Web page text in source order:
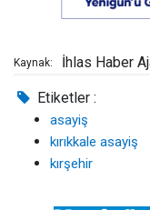
Kaynak: İhlas Haber
Etiketler :
asayiş
kırıkkale asayiş
kırşehir